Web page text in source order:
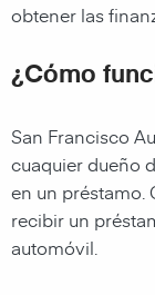
obtener las
¿Cómo
San Francisco
cuaquier dueño
en un préstamo.
recibir un
automóvil.